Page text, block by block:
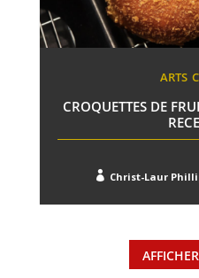
ARTS
CROQUETTES DE
 Christ-Laur